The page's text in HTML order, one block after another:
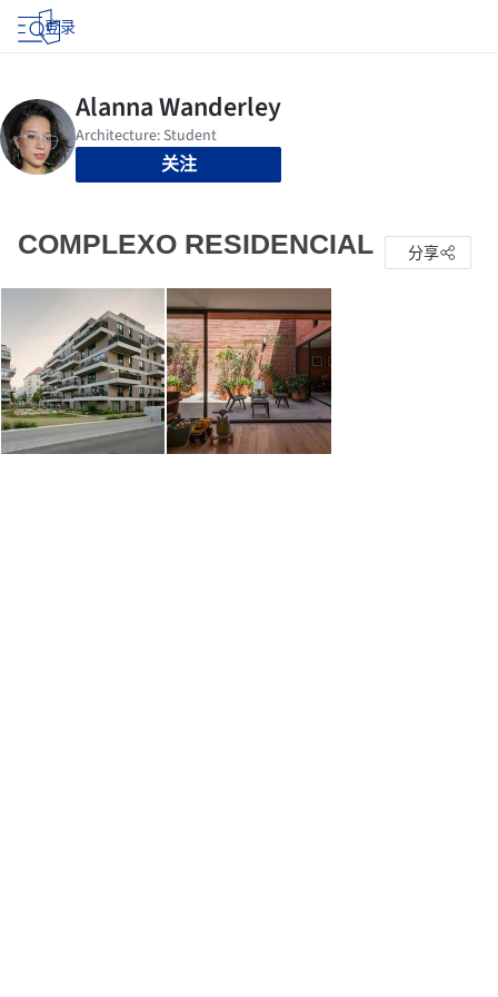
登录
关注
COMPLEXO RESIDENCIAL 分享